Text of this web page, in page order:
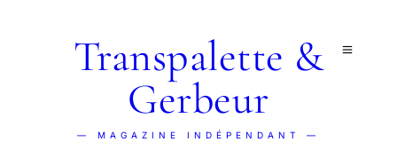
Transpalette &
Gerbeur
— MAGAZINE INDÉPENDANT —